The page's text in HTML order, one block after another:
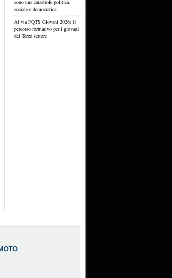
sono una catastrofe politica,
sociale e democratica
Al via FQTS Giovani 2026: il
percorso formativo per i giovani
del Terzo settore